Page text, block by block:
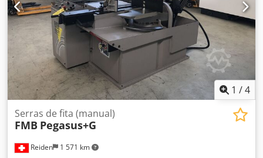
1 /4
Reiden 1 571 km
Serras de fita (manual)
FMB Pegasus+G